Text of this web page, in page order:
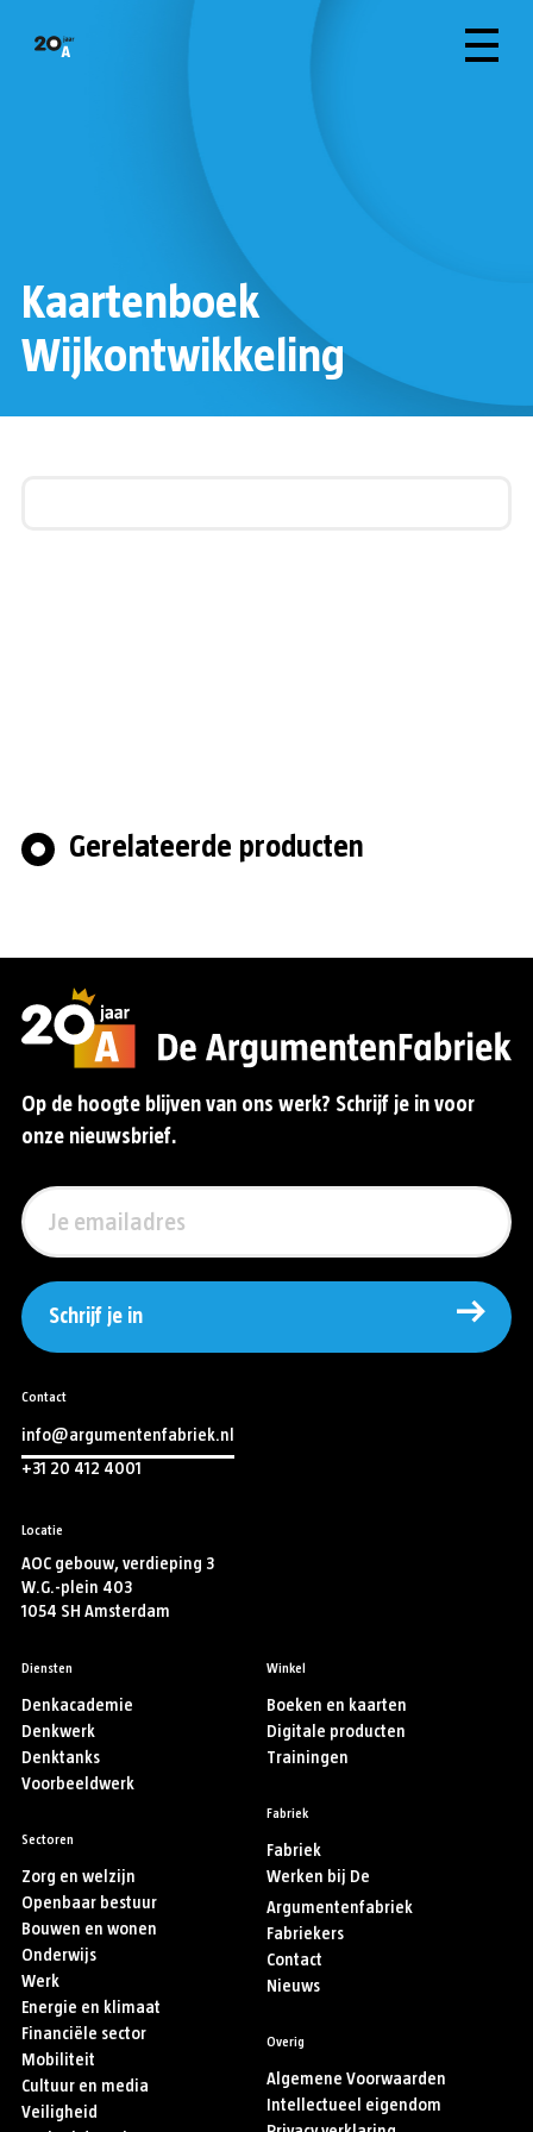
Kaartenboek
Wijkontwikkeling
Gerelateerde producten
Op de hoogte blijven van ons werk? Schrijf je in voor
onze nieuwsbrief.
Schrijf je in
Contact
info@argumentenfabriek.nl
+31 20 412 4001
Locatie
AOC gebouw, verdieping 3
W.G.-plein 403
1054 SH Amsterdam
Diensten
Denkacademie
Denkwerk
Denktanks
Voorbeeldwerk
Sectoren
Zorg en welzijn
Openbaar bestuur
Bouwen en wonen
Onderwijs
Werk
Energie en klimaat
Financiële sector
Mobiliteit
Cultuur en media
Veiligheid
Winkel
Boeken en kaarten
Digitale producten
Trainingen
Fabriek
Fabriek
Werken bij De
Argumentenfabriek
Fabriekers
Contact
Nieuws
Overig
Algemene Voorwaarden
Intellectueel eigendom